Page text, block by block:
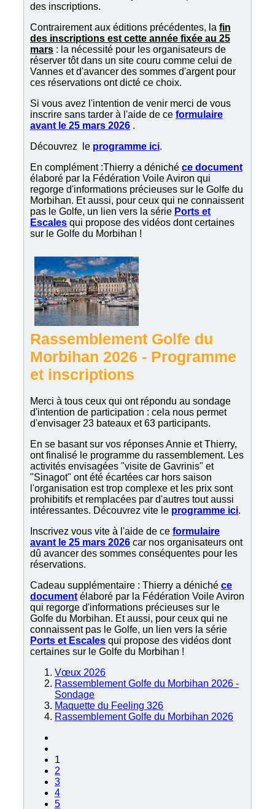
des inscriptions.
Contrairement aux éditions précédentes, la fin
des inscriptions est cette année fixée au 25
mars : la nécessité pour les organisateurs de
réserver tôt dans un site couru comme celui de
Vannes et d'avancer des sommes d'argent pour
ces réservations ont dicté ce choix.
Si vous avez l'intention de venir merci de vous
inscrire sans tarder à l'aide de ce formulaire
avant le 25 mars 2026 .
Découvrez le programme ici.
En complément :Thierry a déniché ce document
élaboré par la Fédération Voile Aviron qui
regorge d'informations précieuses sur le Golfe du
Morbihan. Et aussi, pour ceux qui ne connaissent
pas le Golfe, un lien vers la série Ports et
Escales qui propose des vidéos dont certaines
sur le Golfe du Morbihan !
Rassemblement Golfe du
Morbihan 2026 - Programme
et inscriptions
Merci à tous ceux qui ont répondu au sondage
d'intention de participation : cela nous permet
d'envisager 23 bateaux et 63 participants.
En se basant sur vos réponses Annie et Thierry,
ont finalisé le programme du rassemblement. Les
activités envisagées "visite de Gavrinis" et
"Sinagot" ont été écartées car hors saison
l'organisation est trop complexe et les prix sont
prohibitifs et remplacées par d'autres tout aussi
intéressantes. Découvrez vite le programme ici.
Inscrivez vous vite à l'aide de ce formulaire
avant le 25 mars 2026 car nos organisateurs ont
dû avancer des sommes conséquentes pour les
réservations.
Cadeau supplémentaire : Thierry a déniché ce
document élaboré par la Fédération Voile Aviron
qui regorge d'informations précieuses sur le
Golfe du Morbihan. Et aussi, pour ceux qui ne
connaissent pas le Golfe, un lien vers la série
Ports et Escales qui propose des vidéos dont
certaines sur le Golfe du Morbihan !
Vœux 2026
Rassemblement Golfe du Morbihan 2026 -
Sondage
Maquette du Feeling 326
Rassemblement Golfe du Morbihan 2026
1
2
3
4
5